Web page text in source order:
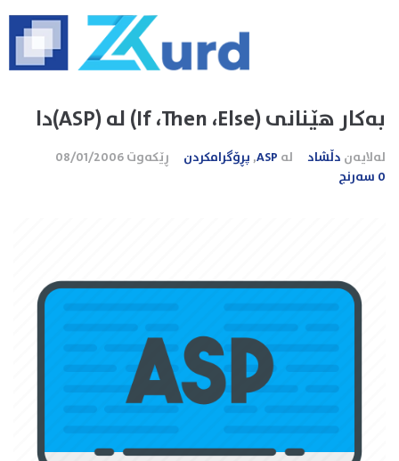
به‌کار هێنانی (If ،Then ،Else) له‌ (ASP)دا
لەلایەن دڵشاد لە ASP
,پڕۆگرامکردن ڕێکەوت08/01/2006
0 سەرنج